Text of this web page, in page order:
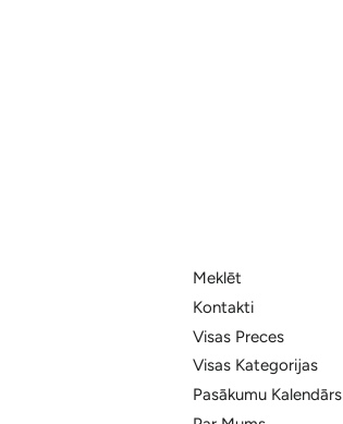
Meklēt
Kontakti
Visas Preces
Visas Kategorijas
Pasākumu Kalendārs